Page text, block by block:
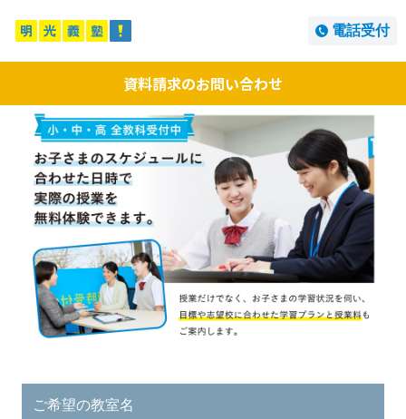
電話受付
資料請求のお問い合わせ
ご希望の教室名